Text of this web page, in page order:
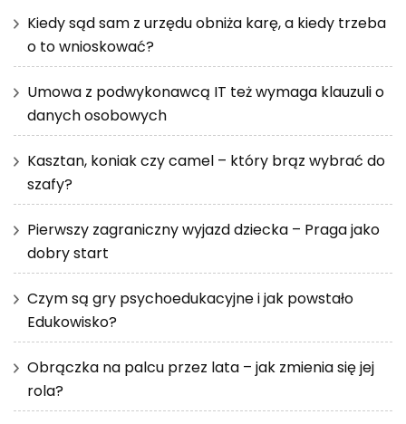
Kiedy sąd sam z urzędu obniża karę, a kiedy trzeba
o to wnioskować?
Umowa z podwykonawcą IT też wymaga klauzuli o
danych osobowych
Kasztan, koniak czy camel – który brąz wybrać do
szafy?
Pierwszy zagraniczny wyjazd dziecka – Praga jako
dobry start
Czym są gry psychoedukacyjne i jak powstało
Edukowisko?
Obrączka na palcu przez lata – jak zmienia się jej
rola?